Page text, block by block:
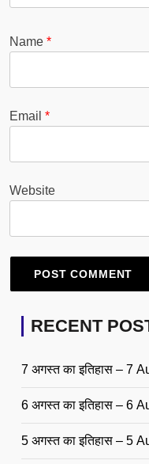
Name *
Email *
Website
RECENT
7 अगस्त का इतिहास – 7
6 अगस्त का इतिहास – 6
5 अगस्त का इतिहास – 5